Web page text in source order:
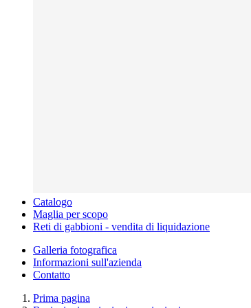
Catalogo
Maglia per scopo
Reti di gabbioni - vendita di liquidazione
Galleria fotografica
Informazioni sull'azienda
Contatto
Prima pagina